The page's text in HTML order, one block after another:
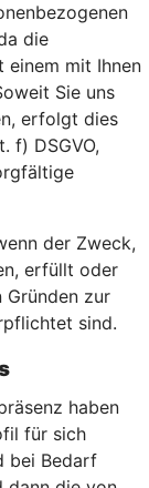
die
einem mit Ihnen
Sie uns
erfolgt dies
f) DSGVO,
der Zweck,
erfüllt oder
zur
sind.
haben
für sich
bei Bedarf